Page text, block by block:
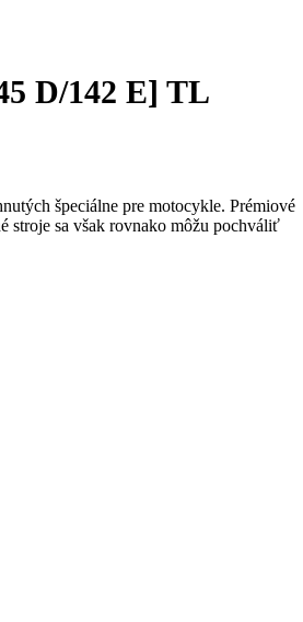
D/142 E] TL
špeciálne pre motocykle. Prémiové
stroje sa však rovnako môžu pochváliť